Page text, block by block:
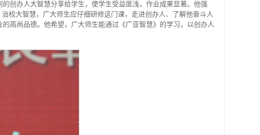
创办人大智慧分享给学生，使学生受益匪浅，作业成果显著。他强
校大智慧，广大师生应仔细研修这门课，走进创办人、了解他奋斗人
高尚品德。他希望，广大师生能通过《广亚智慧》的学习，以创办人